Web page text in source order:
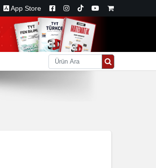
App Store